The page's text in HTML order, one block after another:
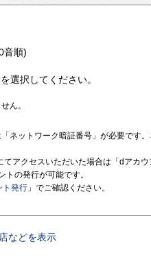
音順)
選択してください。
ん。
ネットワーク暗証番号」が必要です
アクセスいただいた場合は「dアカ
の発行が可能です。
ト発行 」でご確認ください。
などを表示